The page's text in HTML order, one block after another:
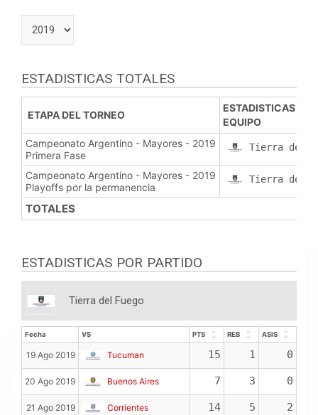
ESTADISTICAS TOTALES
ETAPA DEL TORNEO
ESTADISTICAS DE
EQUIPO
Campeonato Argentino - Mayores - 2019
Primera Fase
Tierra del
Campeonato Argentino - Mayores - 2019
Playoffs por la permanencia
Tierra del
TOTALES
ESTADISTICAS POR PARTIDO
Tierra del Fuego
Fecha VS PTS REB
ASIS
19 Ago 2019 Tucuman 15 1 0
20 Ago 2019 Buenos Aires 7 3 0
21 Ago 2019 Corrientes 14 5 2